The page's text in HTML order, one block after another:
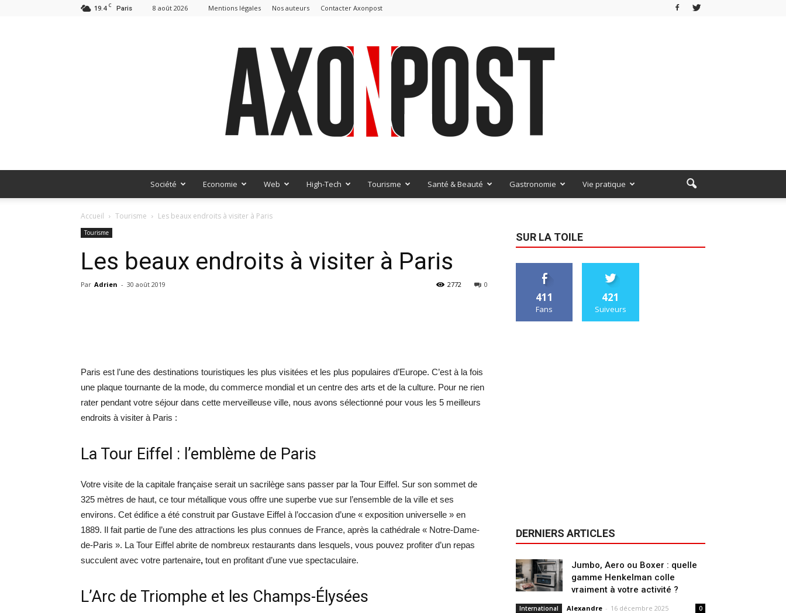
19.4 C Paris 8 août 2026 Mentions légales Nos auteurs Contacter Axonpost
Société Economie Web High-Tech Tourisme Santé & Beauté Gastronomie Vie pratique
Accueil Tourisme Les beaux endroits à visiter à Paris
Tourisme
Les beaux endroits à visiter à Paris
Par Adrien - 30 août 2019 0
2772
Paris est l’une des destinations touristiques les plus visitées et les plus populaires d’Europe. C’est à la fois
une plaque tournante de la mode, du commerce mondial et un centre des arts et de la culture. Pour ne rien
rater pendant votre séjour dans cette merveilleuse ville, nous avons sélectionné pour vous les 5 meilleurs
endroits à visiter à Paris :
La Tour Eiffel : l’emblème de Paris
Votre visite de la capitale française serait un sacrilège sans passer par la Tour Eiffel. Sur son sommet de
325 mètres de haut, ce tour métallique vous offre une superbe vue sur l’ensemble de la ville et ses
environs. Cet édifice a été construit par Gustave Eiffel à l’occasion d’une « exposition universelle » en
1889. Il fait partie de l’une des attractions les plus connues de France, après la cathédrale « Notre-Dame-
de-Paris ». La Tour Eiffel abrite de nombreux restaurants dans lesquels, vous pouvez profiter d’un repas
succulent avec votre partenaire, tout en profitant d’une vue spectaculaire.
L’Arc de Triomphe et les Champs-Élysées
SUR LA TOILE
411
Fans
421
Suiveurs
DERNIERS ARTICLES
Jumbo, Aero ou Boxer : quelle
gamme Henkelman colle
vraiment à votre activité ?
International Alexandre - 16 décembre 2025 0